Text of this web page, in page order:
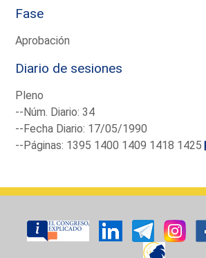
Fase
Aprobación
Diario de sesiones
Pleno
--Núm. Diario: 34
--Fecha Diario: 17/05/1990
--Páginas: 1395 1400 1409 1418 1425